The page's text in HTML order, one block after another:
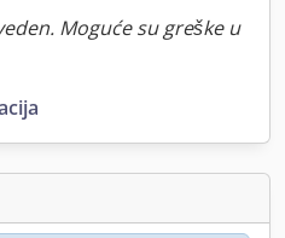
Moguće su greške u